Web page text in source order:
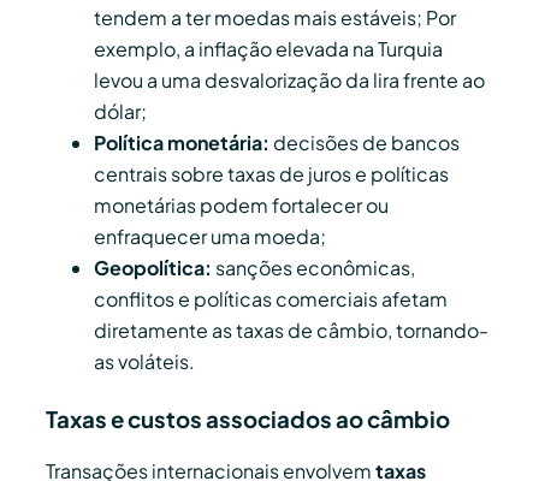
tendem a ter moedas mais estáveis; Por
exemplo, a inflação elevada na Turquia
levou a uma desvalorização da lira frente ao
dólar;
Política monetária: decisões de bancos
centrais sobre taxas de juros e políticas
monetárias podem fortalecer ou
enfraquecer uma moeda;
Geopolítica: sanções econômicas,
conflitos e políticas comerciais afetam
diretamente as taxas de câmbio, tornando-
as voláteis.
Taxas e custos associados ao câmbio
Transações internacionais envolvemtaxas